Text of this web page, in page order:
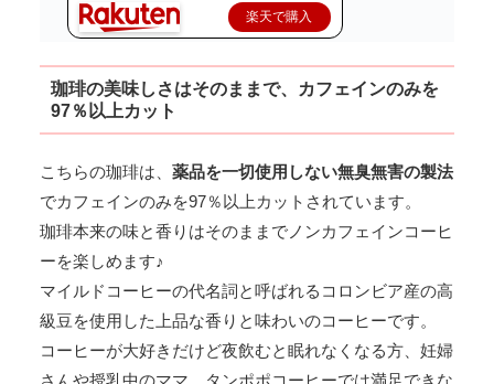
楽天で購入
珈琲の美味しさはそのままで、カフェインのみを
97％以上カット
こちらの珈琲は、 薬品を一切使用しない無臭無害の製法
でカフェインのみを97％以上カットされています。
珈琲本来の味と香りはそのままでノンカフェインコーヒ
ーを楽しめます♪
マイルドコーヒーの代名詞と呼ばれるコロンビア産の高
級豆を使用した上品な香りと味わいのコーヒーです。
コーヒーが大好きだけど夜飲むと眠れなくなる方、妊婦